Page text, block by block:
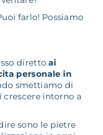
farlo! Possiamo
direttoai
personale in
smettiamo di
intorno a
sono le pietre